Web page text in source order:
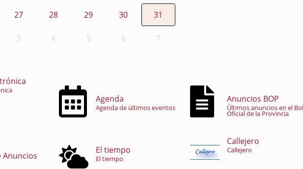
27 28 29 30 31
3 4 5 6 7
Agenda
Agenda de últimos eventos
Anuncios BOP
Últimos anuncios en el
Oficial de la Provincia
Anuncios
El tiempo
El tiempo
Callejero
Callejero